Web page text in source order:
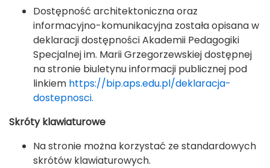
Dostępność architektoniczna oraz
informacyjno-komunikacyjna została opisana w
deklaracji dostępności Akademii Pedagogiki
Specjalnej im. Marii Grzegorzewskiej dostępnej
na stronie biuletynu informacji publicznej pod
linkiem https://bip.aps.edu.pl/deklaracja-
dostepnosci.
Skróty klawiaturowe
Na stronie można korzystać ze standardowych
skrótów klawiaturowych.